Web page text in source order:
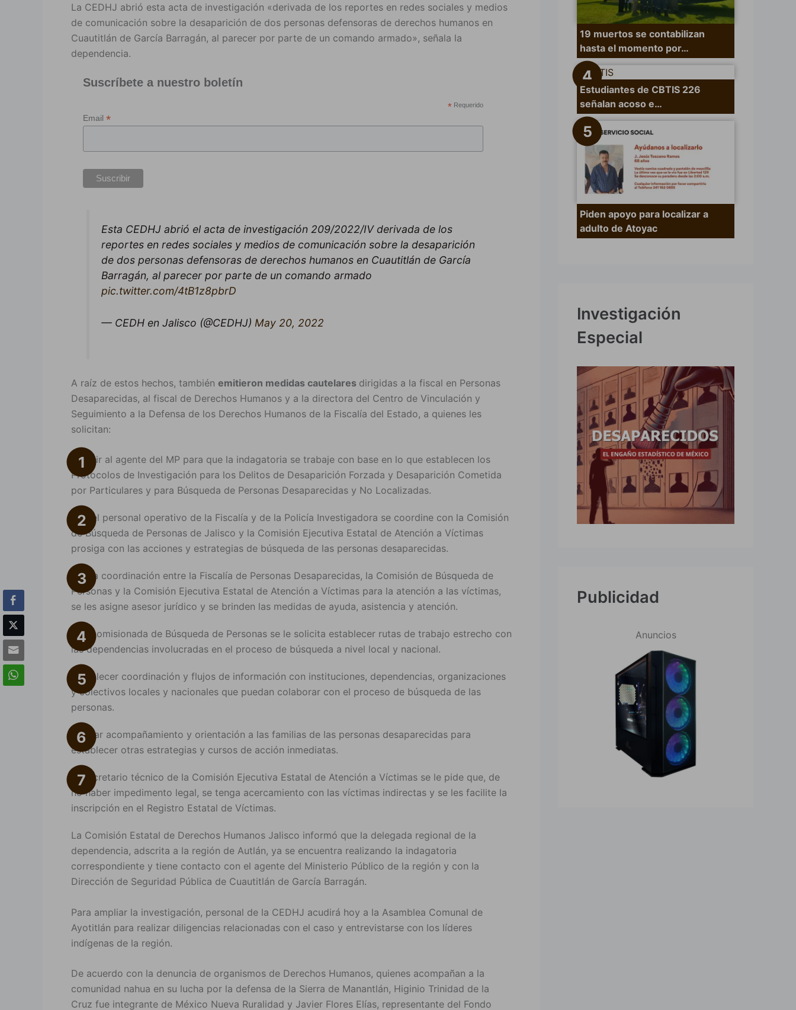
La CEDHJ abrió esta acta de investigación «derivada de los reportes en redes sociales y medios
de comunicación sobre la desaparición de dos personas defensoras de derechos humanos en
Cuautitlán de García Barragán, al parecer por parte de un comando armado», señala la
dependencia.
Suscríbete a nuestro boletín
* Requerido
Email *
Esta CEDHJ abrió el acta de investigación 209/2022/IV derivada de los
reportes en redes sociales y medios de comunicación sobre la desaparición
de dos personas defensoras de derechos humanos en Cuautitlán de García
Barragán, al parecer por parte de un comando armado
pic.twitter.com/4tB1z8pbrD
— CEDH en Jalisco (@CEDHJ) May 20, 2022
A raíz de estos hechos, también emitieron medidas cautelares dirigidas a la fiscal en Personas
Desaparecidas, al fiscal de Derechos Humanos y a la directora del Centro de Vinculación y
Seguimiento a la Defensa de los Derechos Humanos de la Fiscalía del Estado, a quienes les
solicitan:
Instruir al agente del MP para que la indagatoria se trabaje con base en lo que establecen los
Protocolos de Investigación para los Delitos de Desaparición Forzada y Desaparición Cometida
por Particulares y para Búsqueda de Personas Desaparecidas y No Localizadas.
Que el personal operativo de la Fiscalía y de la Policía Investigadora se coordine con la Comisión
de Búsqueda de Personas de Jalisco y la Comisión Ejecutiva Estatal de Atención a Víctimas
prosiga con las acciones y estrategias de búsqueda de las personas desaparecidas.
Exista coordinación entre la Fiscalía de Personas Desaparecidas, la Comisión de Búsqueda de
Personas y la Comisión Ejecutiva Estatal de Atención a Víctimas para la atención a las víctimas,
se les asigne asesor jurídico y se brinden las medidas de ayuda, asistencia y atención.
A la comisionada de Búsqueda de Personas se le solicita establecer rutas de trabajo estrecho con
las dependencias involucradas en el proceso de búsqueda a nivel local y nacional.
Establecer coordinación y flujos de información con instituciones, dependencias, organizaciones
y colectivos locales y nacionales que puedan colaborar con el proceso de búsqueda de las
personas.
Brindar acompañamiento y orientación a las familias de las personas desaparecidas para
establecer otras estrategias y cursos de acción inmediatas.
Al secretario técnico de la Comisión Ejecutiva Estatal de Atención a Víctimas se le pide que, de
no haber impedimento legal, se tenga acercamiento con las víctimas indirectas y se les facilite la
inscripción en el Registro Estatal de Víctimas.
La Comisión Estatal de Derechos Humanos Jalisco informó que la delegada regional de la
dependencia, adscrita a la región de Autlán, ya se encuentra realizando la indagatoria
correspondiente y tiene contacto con el agente del Ministerio Público de la región y con la
Dirección de Seguridad Pública de Cuautitlán de García Barragán.
Para ampliar la investigación, personal de la CEDHJ acudirá hoy a la Asamblea Comunal de
Ayotitlán para realizar diligencias relacionadas con el caso y entrevistarse con los líderes
indígenas de la región.
De acuerdo con la denuncia de organismos de Derechos Humanos, quienes acompañan a la
comunidad nahua en su lucha por la defensa de la Sierra de Manantlán, Higinio Trinidad de la
Cruz fue integrante de México Nueva Ruralidad y Javier Flores Elías, representante del Fondo
19 muertos se contabilizan
hasta el momento por…
Estudiantes de CBTIS 226
señalan acoso e…
Piden apoyo para localizar a
adulto de Atoyac
Investigación
Especial
Publicidad
Anuncios